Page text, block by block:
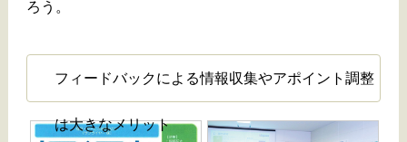
ろう。
フィードバックによる情報収集やアポイント調整
は大きなメリット